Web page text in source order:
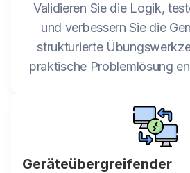
Validieren Sie die Logik,
und verbessern Sie die
strukturierte
praktische Problemlösung
Geräteübergreifender